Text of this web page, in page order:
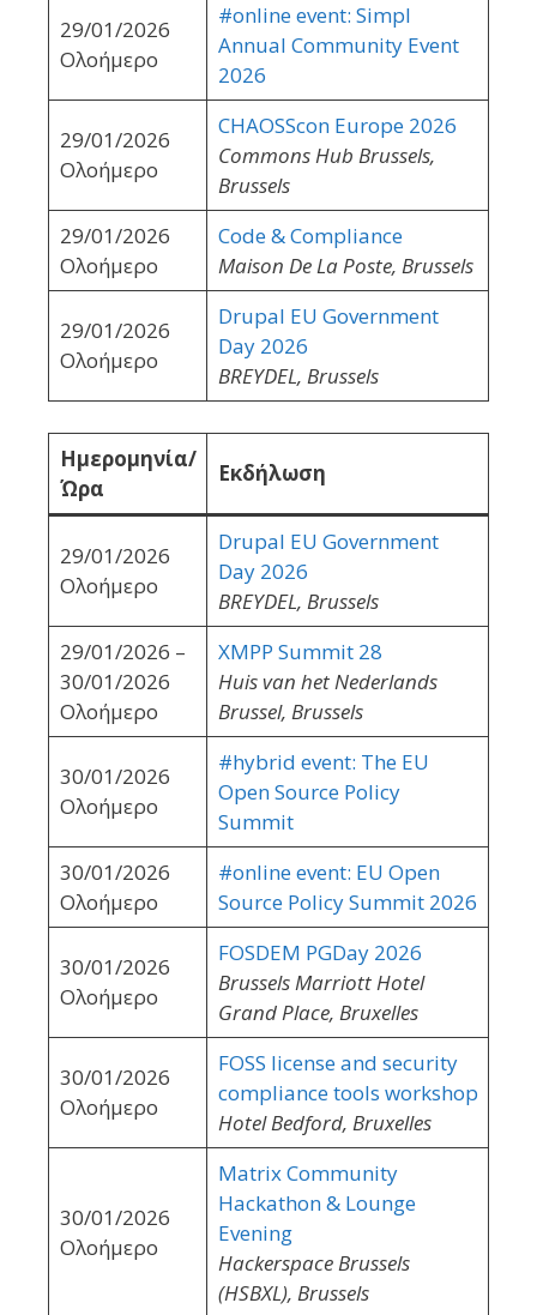
29/01/2026
Ολοήμερο
#online event: Simpl
Annual Community Event
2026
29/01/2026
Ολοήμερο
CHAOSScon Europe 2026
Commons Hub Brussels,
Brussels
29/01/2026
Ολοήμερο
Code & Compliance
Maison De La Poste, Brussels
29/01/2026
Ολοήμερο
Drupal EU Government
Day 2026
BREYDEL, Brussels
Ημερομηνία/
Ώρα
Εκδήλωση
29/01/2026
Ολοήμερο
Drupal EU Government
Day 2026
BREYDEL, Brussels
29/01/2026 –
30/01/2026
Ολοήμερο
XMPP Summit 28
Huis van het Nederlands
Brussel, Brussels
30/01/2026
Ολοήμερο
#hybrid event: The EU
Open Source Policy
Summit
30/01/2026
Ολοήμερο
#online event: EU Open
Source Policy Summit 2026
30/01/2026
Ολοήμερο
FOSDEM PGDay 2026
Brussels Marriott Hotel
Grand Place, Bruxelles
30/01/2026
Ολοήμερο
FOSS license and security
compliance tools workshop
Hotel Bedford, Bruxelles
30/01/2026
Ολοήμερο
Matrix Community
Hackathon & Lounge
Evening
Hackerspace Brussels
(HSBXL), Brussels